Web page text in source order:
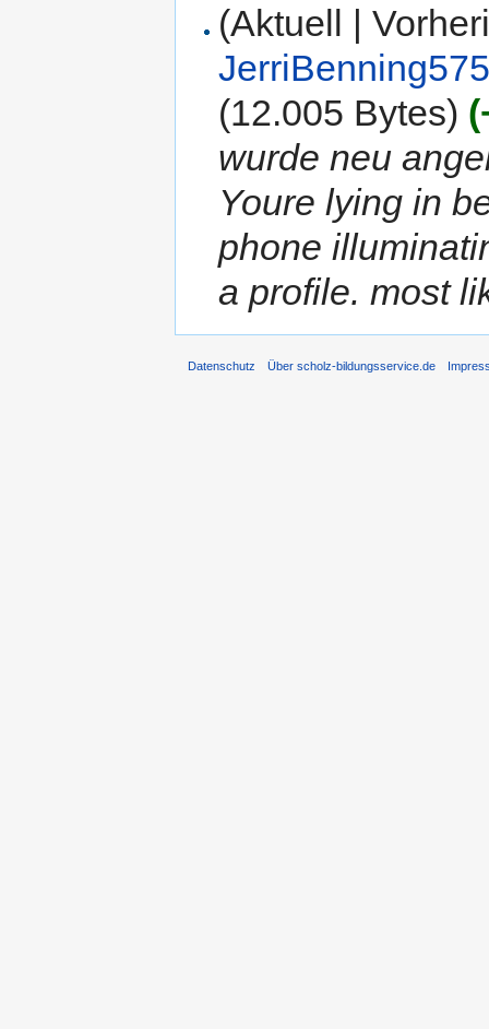
(Aktuell |
(12.005 Bytes)
wurde neu
Youre lying in
phone
a profile. most
Datenschutz Über scholz-bildungsservice.de